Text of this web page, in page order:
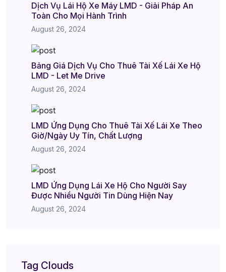
Dịch Vụ Lái Hộ Xe Máy LMD - Giải Pháp An
Toàn Cho Mọi Hành Trình
August 26, 2024
Bảng Giá Dịch Vụ Cho Thuê Tài Xế Lái Xe Hộ
LMD - Let Me Drive
August 26, 2024
LMD Ứng Dụng Cho Thuê Tài Xế Lái Xe Theo
Giờ/Ngày Uy Tín, Chất Lượng
August 26, 2024
LMD Ứng Dụng Lái Xe Hộ Cho Người Say
Được Nhiều Người Tin Dùng Hiện Nay
August 26, 2024
Tag Clouds